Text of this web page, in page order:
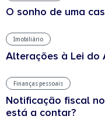
O sonho de uma
Imobiliário
Alterações à Lei do
Finanças pessoais
Notificação fiscal
está a contar?